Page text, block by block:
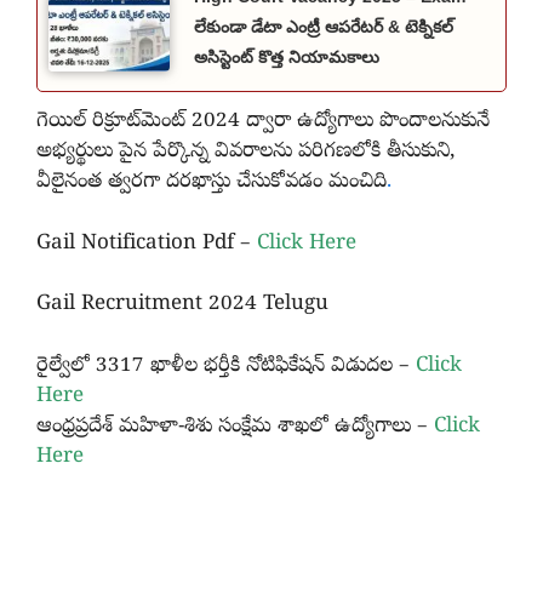
లేకుండా డేటా ఎంట్రీ ఆపరేటర్ & టెక్నికల్
అసిస్టెంట్ కొత్త నియామకాలు
గెయిల్‌ రిక్రూట్‌మెంట్‌ 2024 ద్వారా ఉద్యోగాలు పొందాలనుకునే
అభ్యర్థులు పైన పేర్కొన్న వివరాలను పరిగణలోకి తీసుకుని,
వీలైనంత త్వరగా దరఖాస్తు చేసుకోవడం మంచిది.
Gail Notification Pdf – Click Here
Gail Recruitment 2024 Telugu
రైల్వేలో 3317 ఖాళీల భర్తీకి నోటిఫికేషన్‌ విడుదల – Click
Here
ఆంధ్రప్రదేశ్ మహిళా-శిశు సంక్షేమ శాఖలో ఉద్యోగాలు – Click
Here